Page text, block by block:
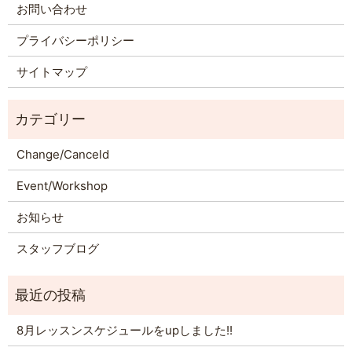
お問い合わせ
プライバシーポリシー
サイトマップ
Change/Canceld
Event/Workshop
お知らせ
スタッフブログ
8月レッスンスケジュールをupしました!!